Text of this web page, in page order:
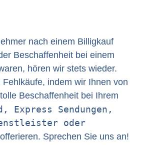
nach einem Billigkauf
Beschaffenheit bei einem
hören wir stets wieder.
indem wir Ihnen von
Beschaffenheit bei Ihrem
Express Sendungen,
oder
offerieren. Sprechen Sie uns an!